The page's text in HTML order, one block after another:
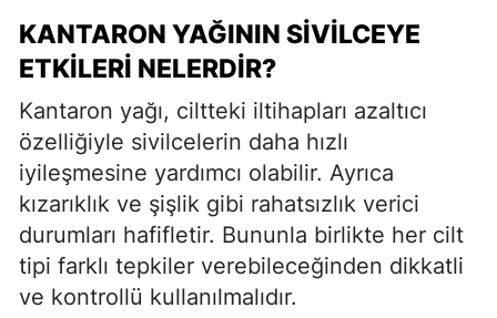
KANTARON YAĞININ SIVILCEYE
ETKILERI NELERDIR?
Kantaron yağı, ciltteki iltihapları azaltıcı
özelliğiyle sivilcelerin daha hızlı
iyileşmesine yardımcı olabilir. Ayrıca
kızarıklık ve şişlik gibi rahatsızlık verici
durumları hafifletir. Bununla birlikte her cilt
tipi farklı tepkiler verebileceğinden dikkatli
ve kontrollü kullanılmalıdır.